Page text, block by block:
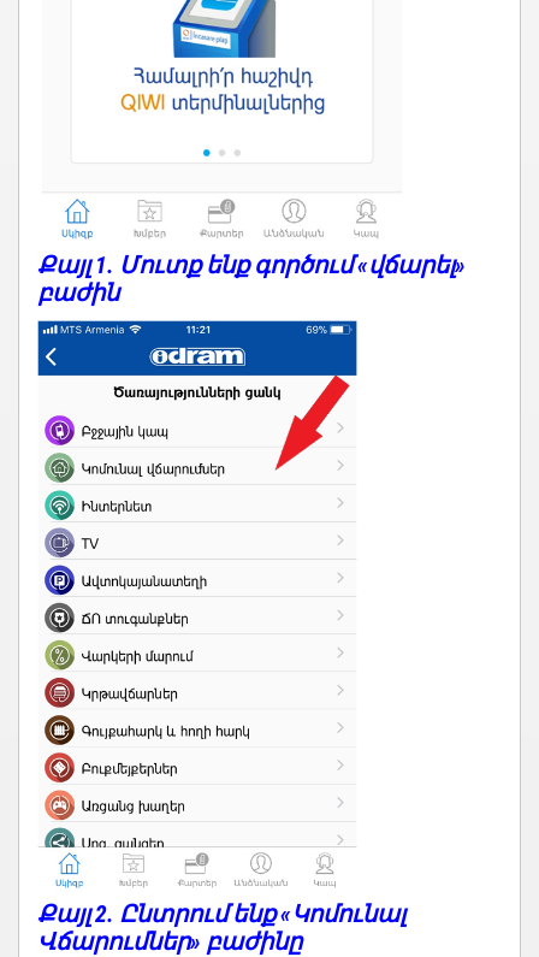
Քայլ 1. Մուտք ենք գործում «վճարել»
բաժին
Քայլ 2. Ընտրում ենք «Կոմունալ
Վճարումներ» բաժինը